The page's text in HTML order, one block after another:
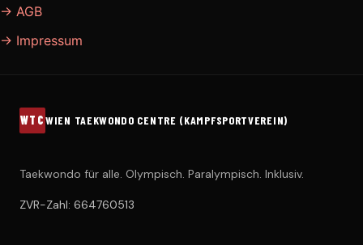
→ AGB
→ Impressum
WTCWIEN TAEKWONDO CENTRE (KAMPFSPORTVEREIN)
Taekwondo für alle. Olympisch. Paralympisch. Inklusiv.
ZVR-Zahl: 664760513